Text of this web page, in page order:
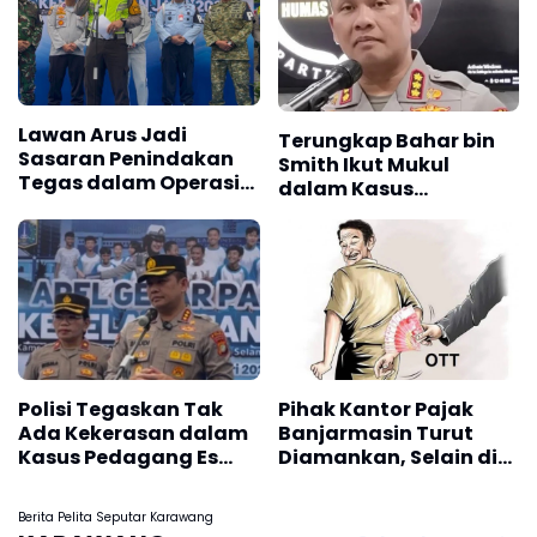
Lawan Arus Jadi
Sasaran Penindakan
Tegas dalam Operasi
2026
Terungkap Bahar bin
Smith Ikut Mukul
dalam Kasus
Tangerang
Polisi Tegaskan Tak
Ada Kekerasan dalam
Kasus Pedagang Es
Pihak Kantor Pajak
Banjarmasin Turut
Diamankan, Selain di
Berita Pelita Seputar Karawang